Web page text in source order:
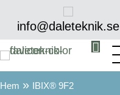
info@daleteknik.se
Hem » IBIX® 9F2